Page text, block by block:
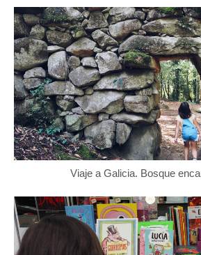
Viaje a Galicia. Bosque